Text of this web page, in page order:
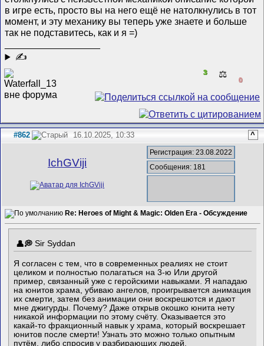
в игре есть, просто вы на него ещё не натолкнулись в тот
момент, и эту механику вы теперь уже знаете и больше
так не подставитесь, как и я =)
✍
3 ⚖️
0
#862 16.10.2025, 10:33 ^
IchGViji
Регистрация: 23.08.2022
Сообщения: 181
Re: Heroes of Might & Magic: Olden Era - Обсуждение
Sir Syddan
Я согласен с тем, что в современных реалиях не стоит
целиком и полностью полагаться на 3-ю Или другой
пример, связанный уже с геройскими навыками. Я нападаю
на юнитов храма, убиваю ангелов, проигрывается анимация
их смерти, затем без анимации они воскрешются и дают
мне джигурды. Почему? Даже открыв окошко юнита нету
никакой информации по этому счёту. Оказывается это
какай-то фракционный навык у храма, который воскрешает
юнитов после смерти! Узнать это можно только опытным
путём, либо спросив у разбирающих людей.